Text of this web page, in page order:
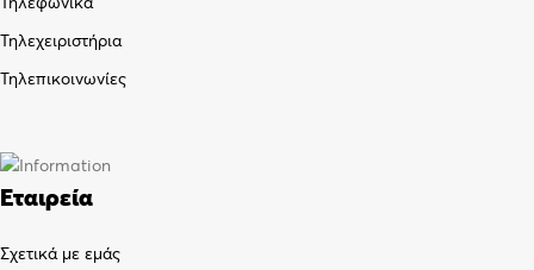
Τηλεχειριστήρια
Τηλεπικοινωνίες
Εταιρεία
Σχετικά με εμάς